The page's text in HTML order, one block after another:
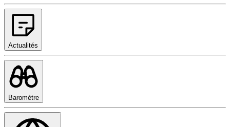
Actualités
Baromètre